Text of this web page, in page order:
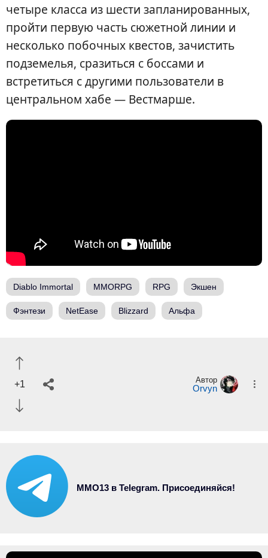
четыре класса из шести запланированных,
пройти первую часть сюжетной линии и
несколько побочных квестов, зачистить
подземелья, сразиться с боссами и
встретиться с другими пользователи в
центральном хабе — Вестмарше.
Diablo Immortal MMORPG RPG Экшен
Фэнтези NetEase Blizzard Альфа
+1 Автор
Orvyn
MMO13 в Telegram. Присоединяйся!